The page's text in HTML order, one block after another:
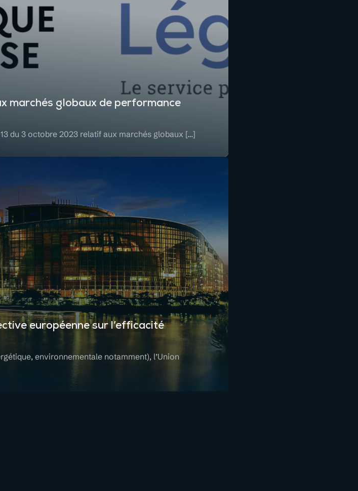
marchés globaux de performance
du 3 octobre 2023 relatif aux marchés globaux […]
européenne sur l’efficacité
environnementale notamment), l’Union